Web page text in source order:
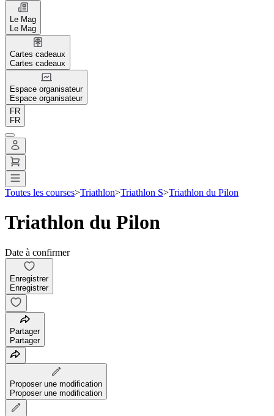
Le Mag
Le Mag
Cartes cadeaux
Cartes cadeaux
Espace organisateur
Espace organisateur
FR
FR
Toutes les courses>Triathlon>Triathlon S>Triathlon du Pilon
Triathlon du Pilon
Date à confirmer
Enregistrer
Enregistrer
Partager
Partager
Proposer une modification
Proposer une modification